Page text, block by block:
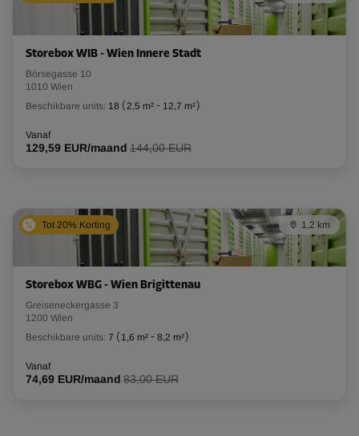
Storebox WIB - Wien Innere Stadt
Börsegasse 10
1010 Wien
Beschikbare units: 18 (2,5 m² - 12,7 m²)
Vanaf
129,59 EUR/maand 144,00 EUR
Tot 20% Korting 1,2 km
Storebox WBG - Wien Brigittenau
Greiseneckergasse 3
1200 Wien
Beschikbare units: 7 ( 1,6 m² - 8,2 m²)
Vanaf
74,69 EUR/maand 83,00 EUR